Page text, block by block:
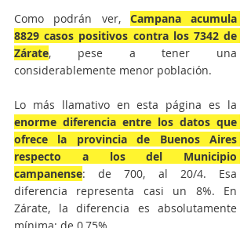
Como podrán ver, Campana acumula
8829 casos positivos contra los 7342 de
Zárate, pese a tener una
considerablemente menor población.
enorme diferencia entre los datos que
ofrece la provincia de Buenos Aires
respecto a los del Municipio
campanense: de 700, al 20/4. Esa
diferencia representa casi un 8%. En
Zárate, la diferencia es absolutamente